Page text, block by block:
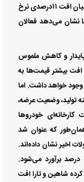
به یک مسیر نزولی پایدار سخن گفت. فاصله میان افت ۱۱درصدی نرخ
نشان می‌دهد فعالان
و کاهش ملموس
بیشتر قیمت‌ها به
خواهد داشت. اما
تولید، وضعیت عرضه،
خودرو‌ها
که عنوان شد
اخیر نشان داده‌اند.
میانگین افت قیمت در این بخش حدود ۴ درصد برآورد می‌شود.
را تجربه کرده شاهین و تارا افت